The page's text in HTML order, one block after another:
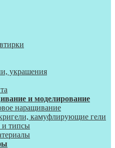
украшения
и моделирование
наращивание
камуфлирующие гели
типсы